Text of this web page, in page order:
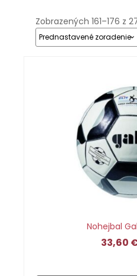
Zobrazených 161–176 z
Nohejbal
33,60